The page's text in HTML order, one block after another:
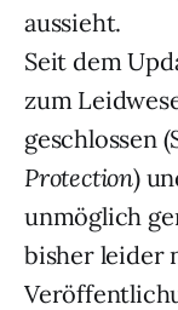
aussieht.
Seit dem
zum
geschlossen
Protection)
unmöglich
bisher leider